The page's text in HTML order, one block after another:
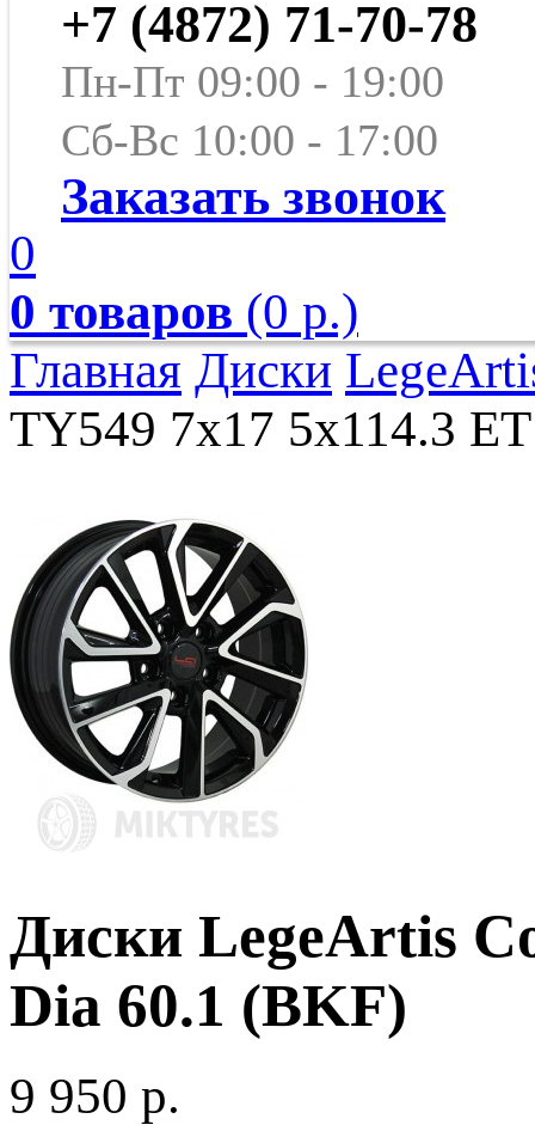
+7 (4872) 71-70-78
Пн-Пт 09:00 - 19:00
Сб-Вс 10:00 - 17:00
Заказать звонок
0
0 товаров (0 р.)
Главная Диски
TY549 7x17 5x114.3
Диски LegeArtis
Dia 60.1 (BKF)
9 950 р.